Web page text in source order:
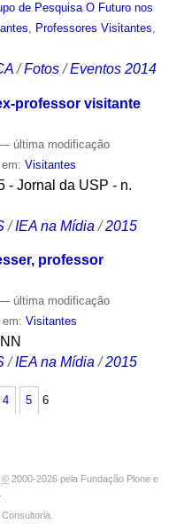
de Pesquisa O Futuro nos
, Professores Visitantes,
/Fotos /Eventos 2014
professor visitante
última modificação
Visitantes
- Jornal da USP - n.
/IEA na Mídia /2015
professor
última modificação
Visitantes
/IEA na Mídia /2015
4 5 6
© 2000-2026 pela Fundação Plone e